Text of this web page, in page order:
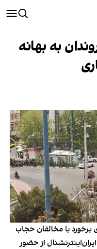
به بهانه
برخورد با مخالفان حجاب
از حضور